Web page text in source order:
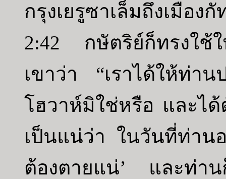
กรุงเยรูซาเล็มถึงเมือง
2:42 กษัตริย์ก็ทรงใช้ใ
เขาว่า “เราได้ให้ท่า
โฮวาห์มิใช่หรือ และไ
เป็นแน่ว่า ในวันที่ท่าน
ต้องตายแน่’ และท่าน